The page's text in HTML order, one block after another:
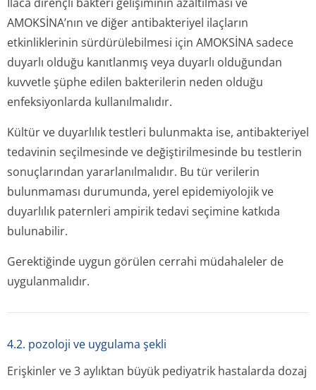
AMOKSİNA’nın ve diğer antibakteriyel ilaçların
etkinliklerinin sürdürülebilmesi için AMOKSİNA sadece
duyarlı olduğu kanıtlanmış veya duyarlı olduğundan
kuvvetle şüphe edilen bakterilerin neden olduğu
enfeksiyonlarda kullanılmalıdır.
Kültür ve duyarlılık testleri bulunmakta ise, antibakteriyel
tedavinin seçilmesinde ve değiştirilmesinde bu testlerin
sonuçlarından yararlanılmalıdır. Bu tür verilerin
bulunmaması durumunda, yerel epidemiyolojik ve
duyarlılık paternleri ampirik tedavi seçimine katkıda
bulunabilir.
Gerektiğinde uygun görülen cerrahi müdahaleler de
uygulanmalıdır.
4.2. pozoloji ve uygulama şekli
Erişkinler ve 3 aylıktan büyük pediyatrik hastalarda dozaj